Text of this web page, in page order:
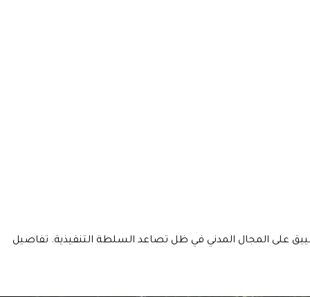
على المجال المدني في ظل تصاعد السلطة التنفيذية. تفاصيل